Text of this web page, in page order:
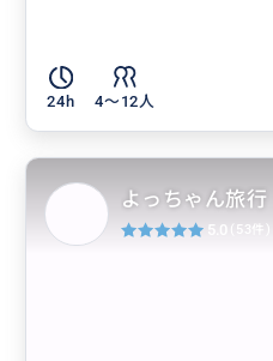
24h 4〜12人
よっちゃん旅行
5.0 (53件)